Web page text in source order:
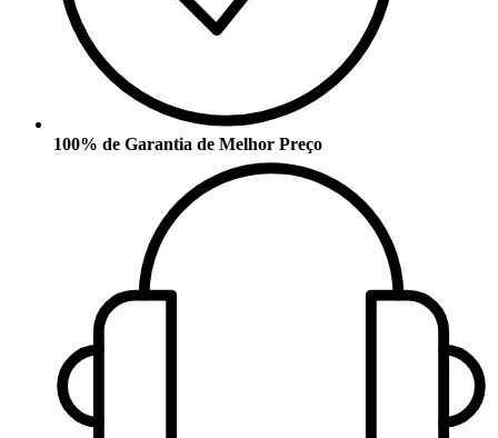
100% de Garantia de Melhor Preço